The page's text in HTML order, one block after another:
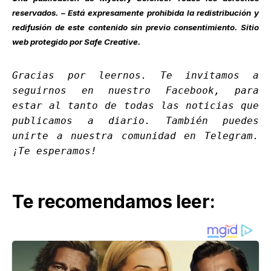
reservados. – Está expresamente prohibida la redistribución y
redifusión de este contenido sin previo consentimiento. Sitio
web protegido por Safe Creative.
Gracias por leernos. Te invitamos a
seguirnos en nuestro Facebook , para
estar al tanto de todas las noticias que
publicamos a diario. También puedes
unirte a nuestra comunidad en Telegram.
¡Te esperamos!
Te recomendamos leer: